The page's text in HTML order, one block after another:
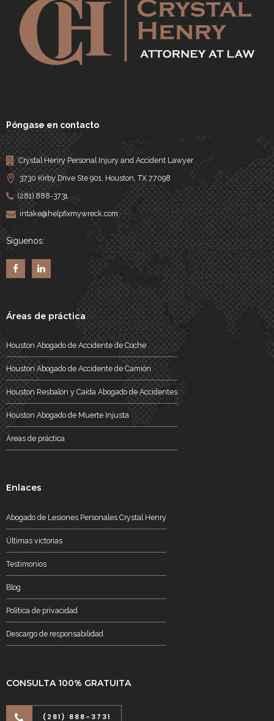
Póngase en contacto
Crystal Henry Personal Injury and Accident Lawyer
3730 Kirby Drive Ste 901, Houston, TX 77098
(281) 888-3731
intake@helpfixmywreck.com
Síguenos:
Áreas de práctica
Houston Abogado de Accidente de Coche
Houston Abogado de Accidente de Camión
Houston Resbalón y Caída Abogado de Accidentes
Houston Abogado de Muerte Injusta
Áreas de práctica
Enlaces
Abogado de Lesiones Personales Crystal Henry
Últimas victorias
Testimonios
Blog
Política de privacidad
Descargo de responsabilidad
CONSULTA 100% GRATUITA
(281) 888-3731